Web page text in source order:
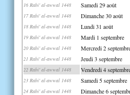
16 Rabi' al-awwal 1448 Samedi 29 août
17 Rabi' al-awwal 1448 Dimanche 30 août
18 Rabi' al-awwal 1448 Lundi 31 août
19 Rabi' al-awwal 1448 Mardi 1 septembre
20 Rabi' al-awwal 1448 Mercredi 2
21 Rabi' al-awwal 1448 Jeudi 3 septembre
22 Rabi' al-awwal 1448 Vendredi 4
23 Rabi' al-awwal 1448 Samedi 5 septembre
24 Rabi' al-awwal 1448 Dimanche 6